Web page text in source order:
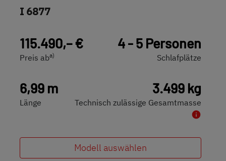
I 6877
115.490,– €
Preis aba)
4 - 5 Personen
Schlafplätze
6,99 m
Länge
3.499 kg
Technisch zulässige Gesamtmasse
Modell auswählen